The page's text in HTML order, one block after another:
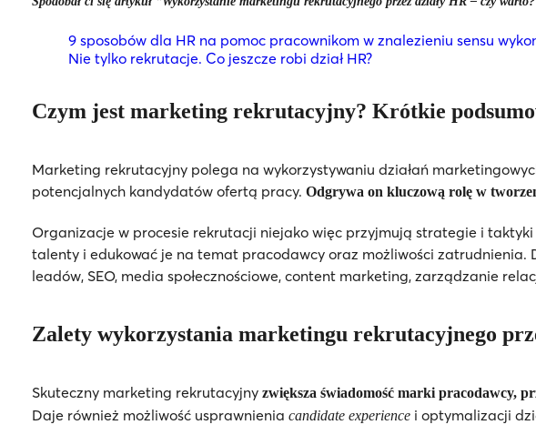
9 sposobów dla HR na pomoc pracownikom w znalezieniu sensu
Nie tylko rekrutacje. Co jeszcze robi dział HR?
Czym jest marketing rekrutacyjny? Krótkie
Marketing rekrutacyjny polega na wykorzystywaniu działań
potencjalnych kandydatów ofertą pracy. Odgrywa on kluczową rolę w
Organizacje w procesie rekrutacji niejako więc przyjmują strategie i
talenty i edukować je na temat pracodawcy oraz możliwości
leadów, SEO, media społecznościowe, content marketing, zarządzanie
Zalety wykorzystania marketingu rekrutacyjnego
Skuteczny marketing rekrutacyjny zwiększa świadomość marki pracodawcy,
Daje również możliwość usprawnienia candidate experience i optymalizacji